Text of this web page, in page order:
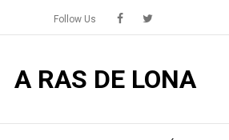
Follow Us
A RAS DE LONA